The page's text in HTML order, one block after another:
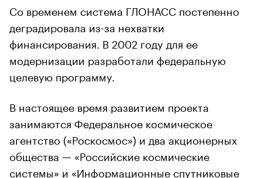
Со временем система ГЛОНАСС постепенно
деградировала из-за нехватки
финансирования. В 2002 году для ее
модернизации разработали федеральную
целевую программу.
В настоящее время развитием проекта
занимаются Федеральное космическое
агентство («Роскосмос») и два акционерных
общества — «Российские космические
системы» и «Информационные спутниковые